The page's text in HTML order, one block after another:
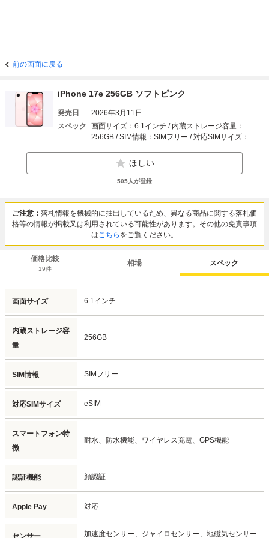
前の画面に戻る
iPhone 17e 256GB ソフトピンク
発売日
2026年3月11日
スペック
画面サイズ：6.1インチ / 内蔵ストレージ容量：
256GB / SIM情報：SIMフリー / 対応SIMサイズ：
証機能：顔認証 / Apple Pay：対応 / センサー：加速
度センサーなど / 色：ピンク系 / 付属品：充電ケーブ
ほしい
505人が登録
ご注意： 落札情報を機械的に抽出しているため、異なる商品に関する落札価
格等の情報が掲載又は利用されている可能性があります。その他の免責事項
はこちら をご覧ください。
価格比較
19件
相場 スペック
画面サイズ 6.1インチ
内蔵ストレージ容
量
256GB
SIM情報 SIMフリー
対応SIMサイズ eSIM
スマートフォン特
徴
耐水、防水機能、 ワイヤレス充電、 GPS機能
認証機能 顔認証
Apple Pay 対応
センサー 加速度センサー、 ジャイロセンサー、 地磁気センサー